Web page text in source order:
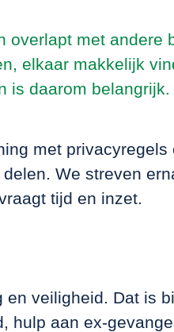
overlapt met andere
elkaar makkelijk
is daarom belangrijk.
met privacyregels
We streven
tijd en inzet.
veiligheid. Dat is
hulp aan ex-